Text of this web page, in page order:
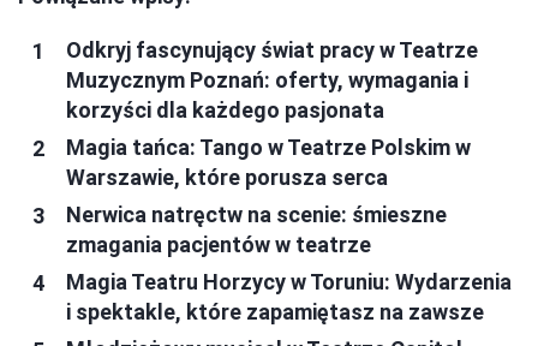
Odkryj fascynujący świat pracy w Teatrze
Muzycznym Poznań: oferty, wymagania i
korzyści dla każdego pasjonata
Magia tańca: Tango w Teatrze Polskim w
Warszawie, które porusza serca
Nerwica natręctw na scenie: śmieszne
zmagania pacjentów w teatrze
Magia Teatru Horzycy w Toruniu: Wydarzenia
i spektakle, które zapamiętasz na zawsze